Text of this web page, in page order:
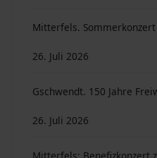
Mitterfels.
26. Juli 2026
Gschwendt. 150 Jahre
26. Juli 2026